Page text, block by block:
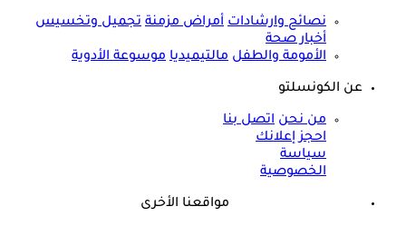
نصائح وارشادات أمراض مزمنة تجميل وتخسيس
أخبار صحة
الأمومة والطفل مالتيميديا موسوعة الأدوية
عن الكونسلتو
من نحن اتصل بنا
احجز إعلانك
سياسة
الخصوصية
مواقعنا الأخرى